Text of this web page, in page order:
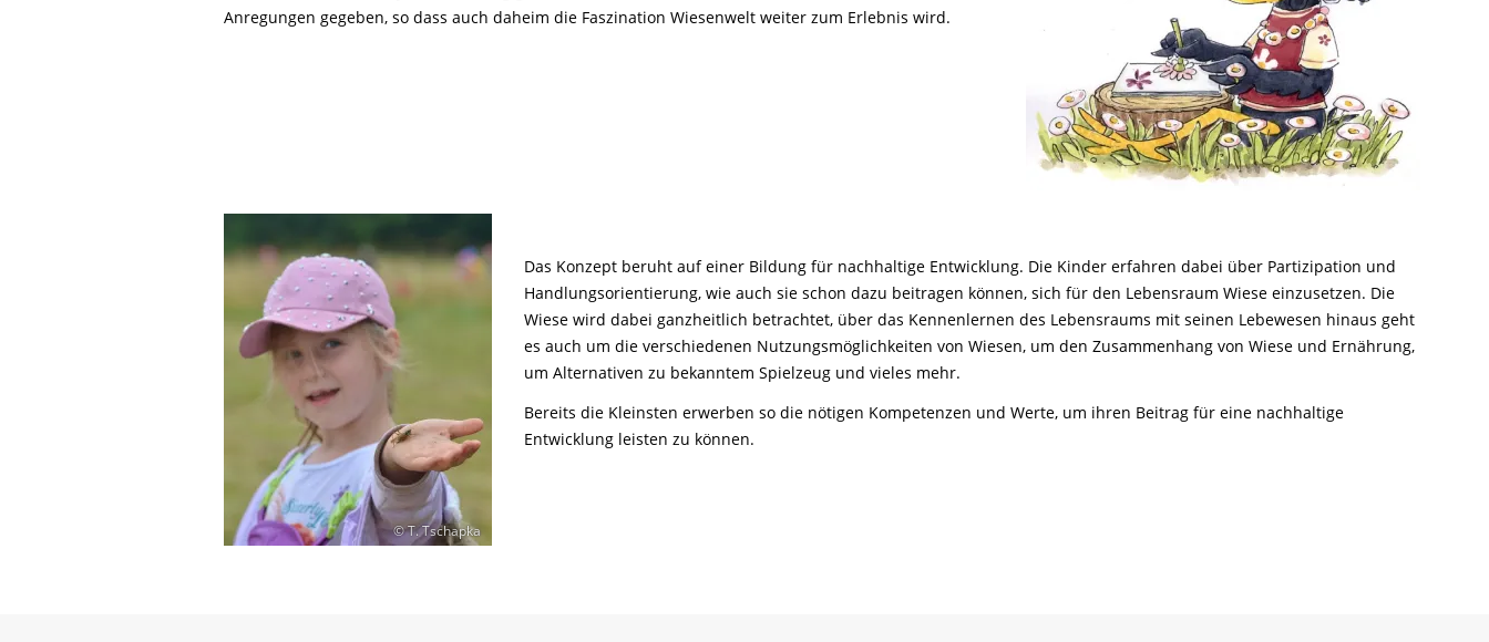
bestellen
Biologische Vielfalt
Jagd in Bayern
Landwirtschaft
Lebendige Flüsse
Fischerei
Life-Natur-Projekte
Life-Projekt KeiljungferWiesenweihen schützen
FAQs Unternehmenskooperation
Leuzismus
Naturschauspiel Starenschwärme
Kraniche über Bayern
Vogel des Jahres
Die häufigsten Wintervögel
Die wichtigsten Zugvögel
Die wichtigsten Alpenvögel
Die wichtigsten Wasservögel
Leicht verwechselbar
Blühflächen anlegen
Rechtliches zum naturnahen Garten
Gärtnern ohne Torf
Gefahren durch Feuer
Gartensünden
Feuersalamander - praktische
Schutzmaßnahmen
Richtiges Verhalten bei Bodenbrütern
Geocaching: Konfliktvermeidung
Fledermaus gefunden
Eichhörnchen gefunden - Erste Hilfe
Umweltstation Wiesmühl mit
Außenstelle Übersee
Schulgarten-Wettbewerb Bayern
Alltagskompetenzen - Schule fürs Leben
Anregungen gegeben, so dass auch daheim die Faszination Wiesenwelt weiter zum Erlebnis wird.
© T. Tschapka
Das Konzept beruht auf einer Bildung für nachhaltige Entwicklung. Die Kinder erfahren dabei über Partizipation und
Handlungsorientierung, wie auch sie schon dazu beitragen können, sich für den Lebensraum Wiese einzusetzen. Die
Wiese wird dabei ganzheitlich betrachtet, über das Kennenlernen des Lebensraums mit seinen Lebewesen hinaus geht
es auch um die verschiedenen Nutzungsmöglichkeiten von Wiesen, um den Zusammenhang von Wiese und Ernährung,
um Alternativen zu bekanntem Spielzeug und vieles mehr.
Bereits die Kleinsten erwerben so die nötigen Kompetenzen und Werte, um ihren Beitrag für eine nachhaltige
Entwicklung leisten zu können.